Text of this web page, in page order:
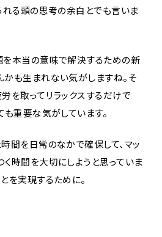
れる頭の思考の余白とでも言いま
を本当の意味で解決するための新
かも生まれない気がしますね。そ
を取ってリラックスするだけで
も重要な気がしています。
間を日常のなかで確保して、マッ
時間を大切にしようと思っていま
を実現するために。